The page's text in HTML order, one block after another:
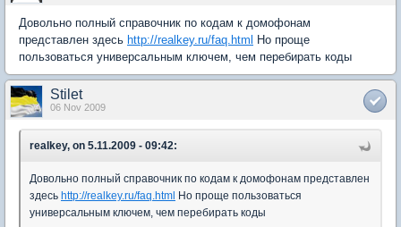
Довольно полный справочник по кодам к домофонам
представлен здесь http://realkey.ru/faq.html
Но проще
пользоваться универсальным ключем, чем перебирать коды
Stilet
06 Nov 2009
realkey, on 5.11.2009 - 09:42:
Довольно полный справочник по кодам к домофонам представлен
здесь http://realkey.ru/faq.html Но проще пользоваться
универсальным ключем, чем перебирать коды